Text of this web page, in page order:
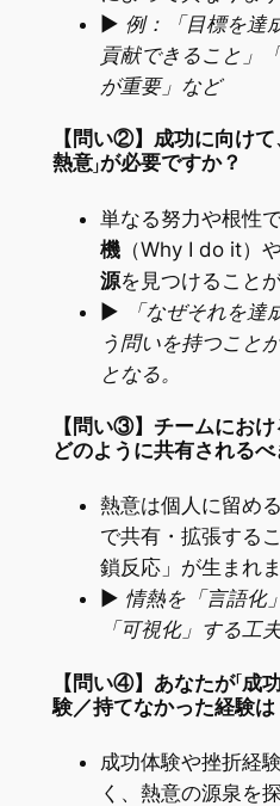
▶ 例：「目標を達
貢献できること」
が重要」など
【問い②】成功に向けて
熱意」が必要ですか？
単なる努力や根性で
機（Why I do it）
源を見つけること
▶
「なぜそれを
う問いを持つこと
となる。
【問い③】チームにおけ
どのように共有されるべ
熱意は個人に留め
で共有・拡張する
鎖反応」が生まれま
▶ 情熱を「言語化
「可視化」する工
【問い④】あなたが「成
験／持てなかった経験は
成功体験や挫折経
く、熱意の源泉を